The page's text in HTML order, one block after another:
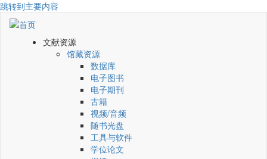
跳转到主要内容
文献资源
馆藏资源
数据库
电子图书
电子期刊
古籍
视频/音频
随书光盘
工具与软件
学位论文